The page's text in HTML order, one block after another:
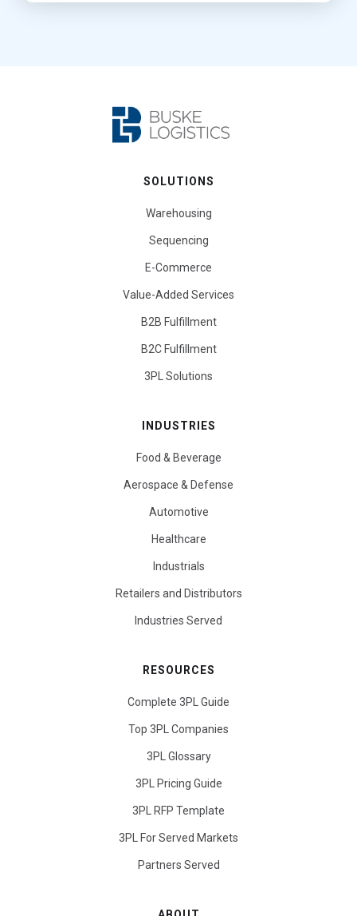
SOLUTIONS
Warehousing
Sequencing
E-Commerce
Value-Added Services
B2B Fulfillment
B2C Fulfillment
3PL Solutions
INDUSTRIES
Food & Beverage
Aerospace & Defense
Automotive
Healthcare
Industrials
Retailers and Distributors
Industries Served
RESOURCES
Complete 3PL Guide
Top 3PL Companies
3PL Glossary
3PL Pricing Guide
3PL RFP Template
3PL For Served Markets
Partners Served